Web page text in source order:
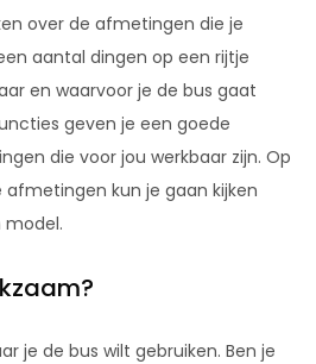
over de afmetingen die je
aantal dingen op een rijtje
en waarvoor je de bus gaat
geven je een goede
die voor jou werkbaar zijn. Op
kun je gaan kijken
model.
je de bus wilt gebruiken. Ben je